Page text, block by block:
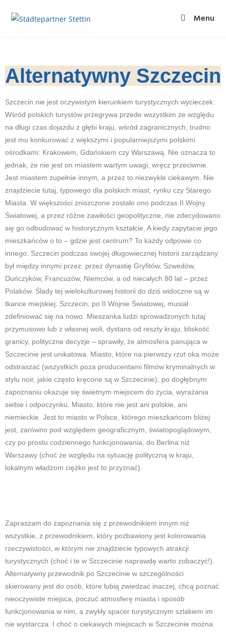
Menu
Alternatywny Szczecin
Szczecin nie jest oczywistym kierunkiem turystycznych wycieczek.
Wśród polskich turystów przegrywa przede wszystkim ze względu
na długi czas dojazdu z głębi kraju, wśród zagranicznych, trudno
jest mu konkurować z większymi i popularniejszymi polskimi
ośrodkami: Krakowem, Gdańskiem czy Warszawą. Nie oznacza to
jednak, że nie jest on miastem wartym uwagi, wręcz przeciwnie.
Jest miastem zupełnie innym, a przez to niezwykle ciekawym. Nie
znajdziecie tutaj, typowego dla polskich miast, rynku czy Starego
Miasta. W większości zniszczone zostało ono podczas II Wojny
Światowej, a przez różne zawiłości geopolityczne, nie zdecydowano
się go odbudować w historycznym kształcie. A kiedy zapytacie jego
mieszkańców o to – gdzie jest centrum? To każdy odpowie co
innego. Szczecin podczas swojej długowiecznej historii zarządzany
był między innymi przez: przez dynastię Gryfitów, Szwedów,
Duńczyków, Francuzów, Niemców, a od niecałych 80 lat – przez
Polaków. Ślady tej wielokulturowej historii do dziś widoczne są w
tkance miejskiej. Szczecin, po II Wojnie Światowej, musiał
zdefiniować się na nowo. Mieszanka ludzi sprowadzonych tutaj
przymusowo lub z własnej woli, dystans od reszty kraju, bliskość
granicy, polityczne decyzje – sprawiły, że atmosfera panująca w
Szczecinie jest unikatowa. Miasto, które na pierwszy rzut oka może
odstraszać (wszystkich poza producentami filmów kryminalnych w
stylu noir, jakie często kręcone są w Szczecinie), po dogłębnym
zapoznaniu okazuje się świetnym miejscem do życia, wyrażania
siebie i odpoczynku. Miasto, które nie jest ani polskie, ani
niemieckie. Jest to miasto w Polsce, którego mieszkańcom bliżej
jest, zarówno pod względem geograficznym, światopoglądowym,
czy po prostu codziennego funkcjonowania, do Berlina niż
Warszawy (choć ze względu na sytuację polityczną w kraju,
lokalnym władzom ciężko jest to przyznać).
Zapraszam do zapoznania się z przewodnikiem innym niż
wszystkie, z przewodnikiem, który pozbawiony jest kolorowania
rzeczywistości, w którym nie znajdziecie typowych atrakcji
turystycznych (choć i te w Szczecinie naprawdę warto zobaczyć!).
Alternatywny przewodnik po Szczecinie w szczególności
skierowany jest do osób, które lubią zwiedzać inaczej, chcą poznać
nieoczywiste miejsca, poczuć atmosferę miasta i sposób
funkcjonowania w nim, a zwykły spacer turystycznym szlakiem im
nie wystarcza. I choć o ciekawych miejscach w Szczecinie można